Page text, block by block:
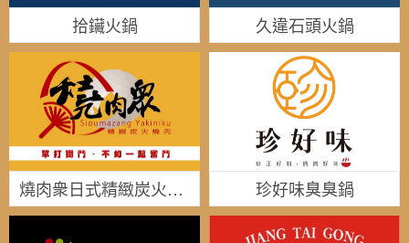
拾鑶火鍋 久違石頭火鍋
燒肉衆日式精緻炭火燒肉 珍好味臭臭鍋